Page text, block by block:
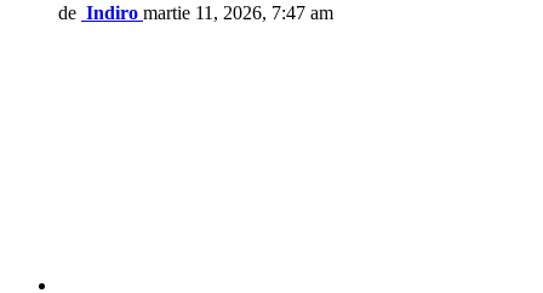
de Indiro martie 11, 2026, 7:47 am